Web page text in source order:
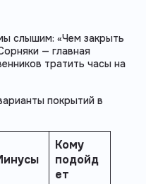
слышим: «Чем закрыть
— главная
тратить часы на
покрытий в
Кому
подойд
ет